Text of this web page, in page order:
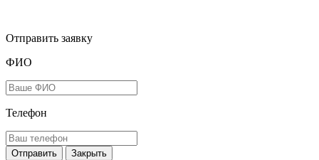
Отправить заявку
ФИО
Телефон
Закрыть